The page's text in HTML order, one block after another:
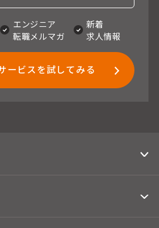
エンジニア
転職メルマガ
新着
求人情報
ービスを試してみる